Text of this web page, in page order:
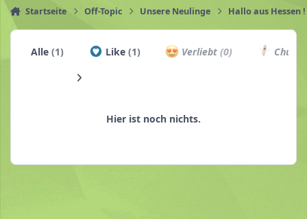
Startseite Off-Topic Unsere Neulinge Hallo aus Hessen !
Alle(1) Like (1) Verliebt(0)
Hier ist noch nichts.